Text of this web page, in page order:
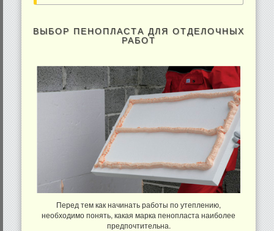
ВЫБОР ПЕНОПЛАСТА ДЛЯ ОТДЕЛОЧНЫХ
РАБОТ
Перед тем как начинать работы по утеплению,
необходимо понять, какая марка пенопласта наиболее
предпочтительна.